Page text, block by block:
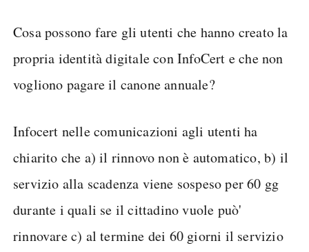
Cosa possono fare gli utenti che hanno creato la
propria identità digitale con InfoCert e che non
vogliono pagare il canone annuale?
Infocert nelle comunicazioni agli utenti ha
chiarito che a) il rinnovo non è automatico, b) il
servizio alla scadenza viene sospeso per 60 gg
durante i quali se il cittadino vuole può'
rinnovare c) al termine dei 60 giorni il servizio